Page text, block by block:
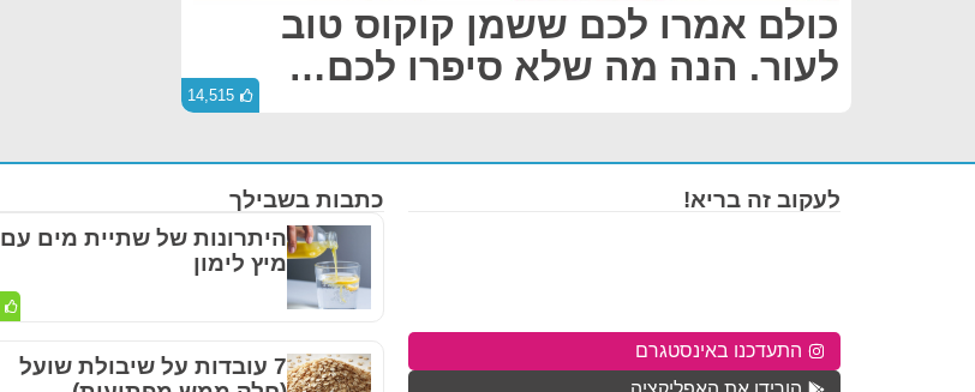
כולם אמרו לכם ששמן קוקוס טוב
לעור. הנה מה שלא סיפרו לכם…
14,515
כתבות בשבילך
היתרונות של שתיית מים עם
מיץ לימון
7 עובדות על שיבולת שועל
לעקוב זה בריא!
התעדכנו באינסטגרם